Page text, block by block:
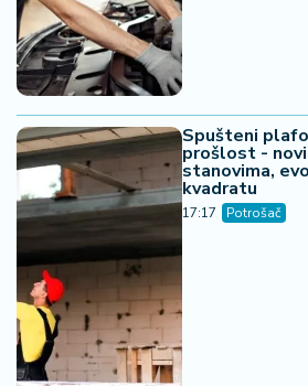
Spušteni
prošlost -
stanovima,
kvadratu
17:17 Potrošač